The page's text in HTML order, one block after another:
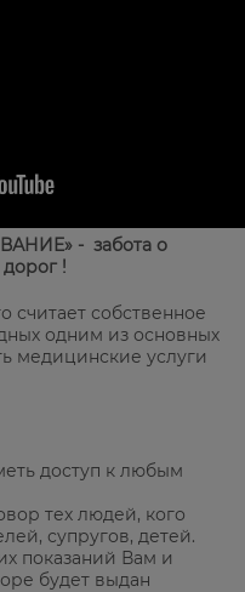
- забота о
!
считает собственное
одним из основных
медицинские услуги
доступ к любым
тех людей, кого
супругов, детей.
показаний Вам и
будет выдан